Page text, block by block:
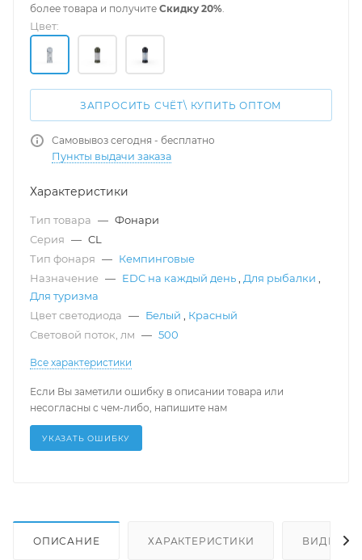
более товара и получите Скидку 20%.
Цвет:
ЗАПРОСИТЬ СЧЁТ\ КУПИТЬ ОПТОМ
Самовывоз сегодня - бесплатно
Пункты выдачи заказа
Характеристики
Тип товара — Фонари
Серия — CL
Тип фонаря — Кемпинговые
Назначение — EDC на каждый день Для рыбалки
Для туризма
Цвет светодиода — Белый
Красный
Световой поток, лм — 500
Все характеристики
Если Вы заметили ошибку в описании товара или
несогласны с чем-либо, напишите нам
УКАЗАТЬ ОШИБКУ
ОПИСАНИЕ ХАРАКТЕРИСТИКИ ВИДЕО